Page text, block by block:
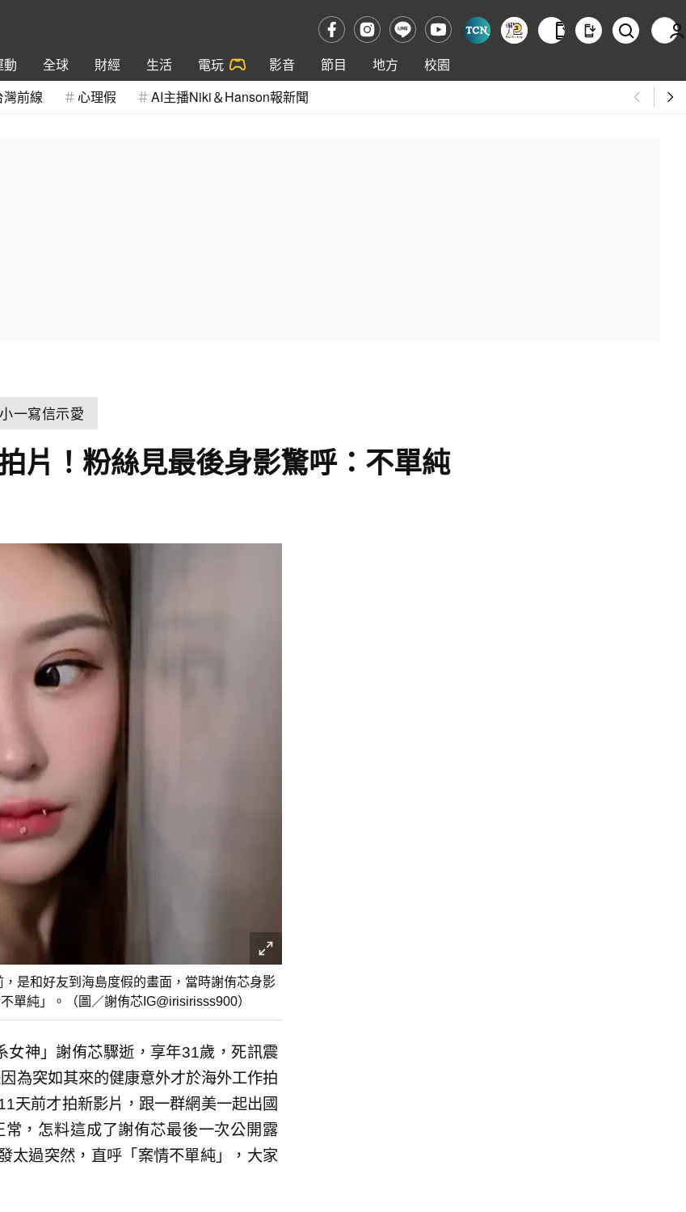
動 全球 財經 生活 電玩 影音 節目 地方
校園
灣前線 心理假 AI主播Niki＆Hanson報新聞
一寫信示愛
片！粉絲見最後身影驚呼：不單純
是和好友到海島度假的畫面，當時謝侑芯身影
單純」。（圖／謝侑芯IG@irisirisss900）
女神」謝侑芯驟逝，享年31歲，死訊震
為突如其來的健康意外才於海外工作拍
天前才拍新影片，跟一群網美一起出國
，怎料這成了謝侑芯最後一次公開露
太過突然，直呼「案情不單純」，大家